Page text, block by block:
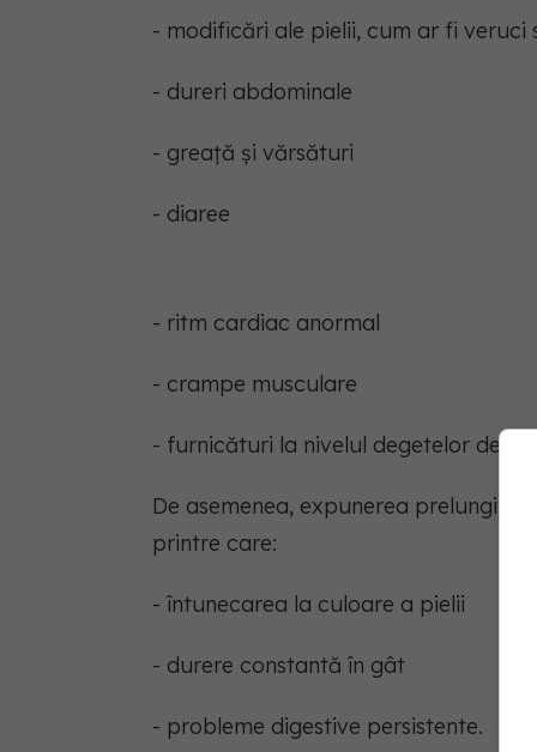
- modificări ale pielii, cum ar fi veruci
- dureri abdominale
- greață și vărsături
- diaree
- ritm cardiac anormal
- crampe musculare
- furnicături la nivelul degetelor de la
De asemenea, expunerea prelungită
printre care:
- întunecarea la culoare a pielii
- durere constantă în gât
- probleme digestive persistente.